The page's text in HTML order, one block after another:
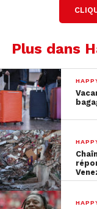
Plus dans